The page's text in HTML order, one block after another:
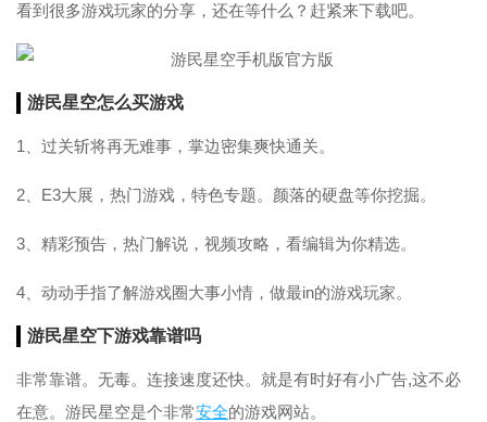
看到很多游戏玩家的分享，还在等什么？赶紧来下载吧。
游民星空怎么买游戏
1、过关斩将再无难事，掌边密集爽快通关。
2、E3大展，热门游戏，特色专题。颜落的硬盘等你挖掘。
3、精彩预告，热门解说，视频攻略，看编辑为你精选。
4、动动手指了解游戏圈大事小情，做最in的游戏玩家。
游民星空下游戏靠谱吗
非常靠谱。无毒。连接速度还快。就是有时好有小广告,这不必
在意。游民星空是个非常安全的游戏网站。